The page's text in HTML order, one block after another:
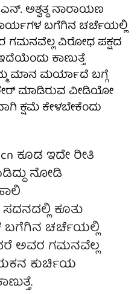
ಅಶ್ವತ್ಥ ನಾರಾಯಣ
ಬಗೆಗಿನ ಚರ್ಚೆಯಲ್ಲಿ
ಗಮನವೆಲ್ಲ ವಿರೋಧ ಪಕ್ಷದ
ಕಾಣುತ್ತೆ
ಮಾನ ಮರ್ಯಾದೆ ಬಗ್ಗೆ
ಮಾಡಿರುವ ವೀಡಿಯೋ
ಕ್ಷಮೆ ಕೇಳಬೇಕೆಂದು
ಕೂಡ ಇದೇ ರೀತಿ
ನೋಡಿ
ಕೂತು
ಬಗೆಗಿನ ಚರ್ಚೆಯಲ್ಲಿ
ಅವರ ಗಮನವೆಲ್ಲ
ಕುರ್ಚಿಯ